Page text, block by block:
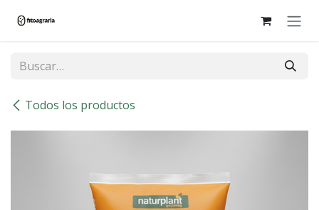
Todos los productos